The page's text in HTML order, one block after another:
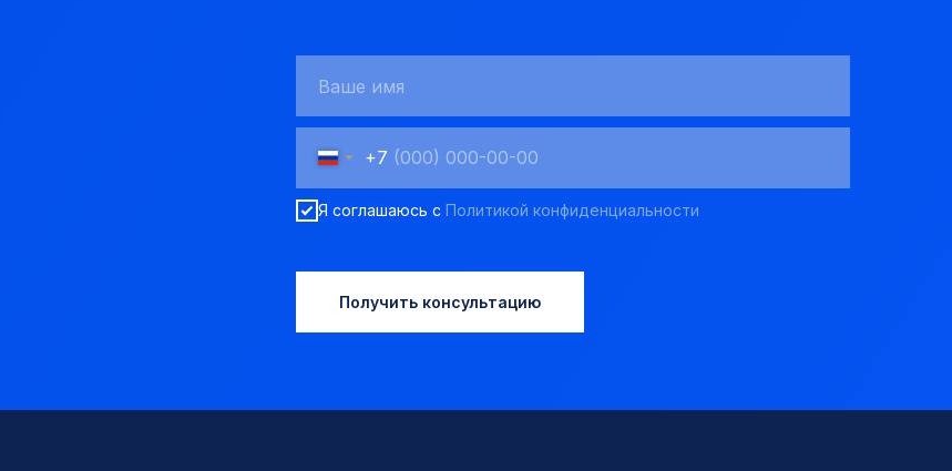
+7
Я соглашаюсь с Политикой конфиденциальности
Получить консультацию